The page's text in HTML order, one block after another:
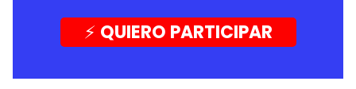
⚡️ QUIERO PARTICIPAR